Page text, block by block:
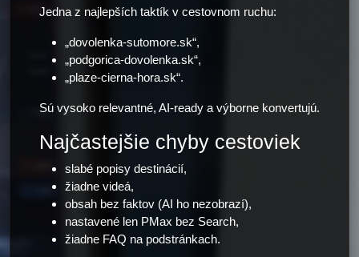
Jedna z najlepších taktík v cestovnom ruchu:
„dovolenka-sutomore.sk“,
„podgorica-dovolenka.sk“,
„plaze-cierna-hora.sk“.
Sú vysoko relevantné, AI-ready a výborne konvertujú.
Najčastejšie chyby cestoviek
slabé popisy destinácií,
žiadne videá,
obsah bez faktov (AI ho nezobrazí),
nastavené len PMax bez Search,
žiadne FAQ na podstránkach.